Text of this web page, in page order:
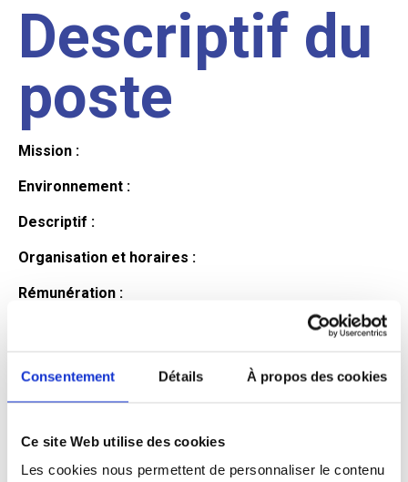
Consentement Détails À propos des cookies
Ce site Web utilise des cookies
Les cookies nous permettent de personnaliser le contenu
Descriptif du
poste
Mission :
Environnement :
Descriptif :
Organisation et horaires :
Rémunération :
Profil du
candidat